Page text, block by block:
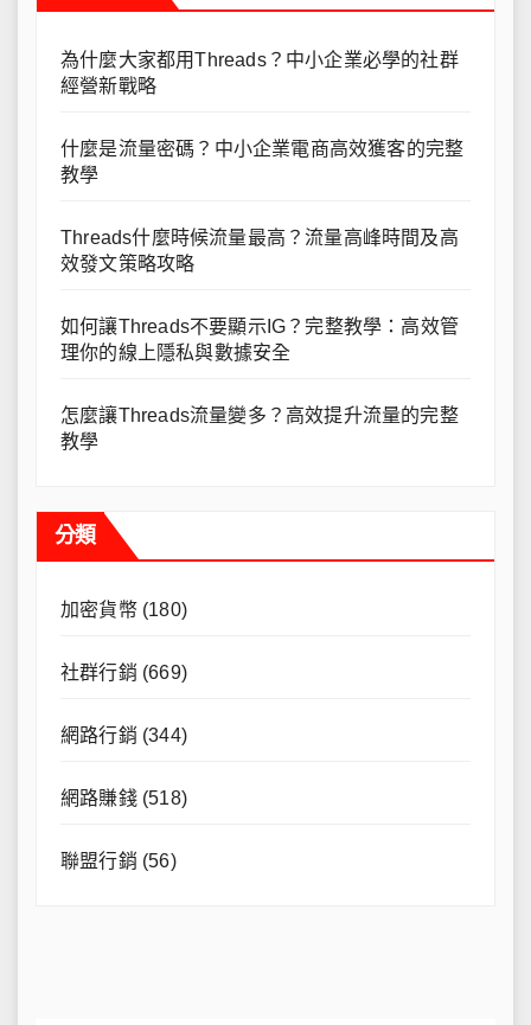
為什麼大家都用Threads？中小企業必學的社群
經營新戰略
什麼是流量密碼？中小企業電商高效獲客的完整
教學
Threads什麼時候流量最高？流量高峰時間及高
效發文策略攻略
如何讓Threads不要顯示IG？完整教學：高效管
理你的線上隱私與數據安全
怎麼讓Threads流量變多？高效提升流量的完整
教學
分類
加密貨幣(180)
社群行銷 (669)
網路行銷 (344)
網路賺錢(518)
聯盟行銷 (56)